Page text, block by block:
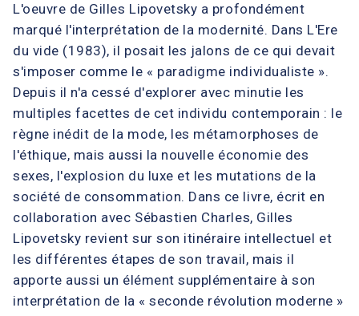
L'oeuvre de Gilles Lipovetsky a profondément
marqué l'interprétation de la modernité. Dans L'Ere
du vide (1983), il posait les jalons de ce qui devait
s'imposer comme le « paradigme individualiste ».
Depuis il n'a cessé d'explorer avec minutie les
multiples facettes de cet individu contemporain : le
règne inédit de la mode, les métamorphoses de
l'éthique, mais aussi la nouvelle économie des
sexes, l'explosion du luxe et les mutations de la
société de consommation. Dans ce livre, écrit en
collaboration avec Sébastien Charles, Gilles
Lipovetsky revient sur son itinéraire intellectuel et
les différentes étapes de son travail, mais il
apporte aussi un élément supplémentaire à son
interprétation de la « seconde révolution moderne »